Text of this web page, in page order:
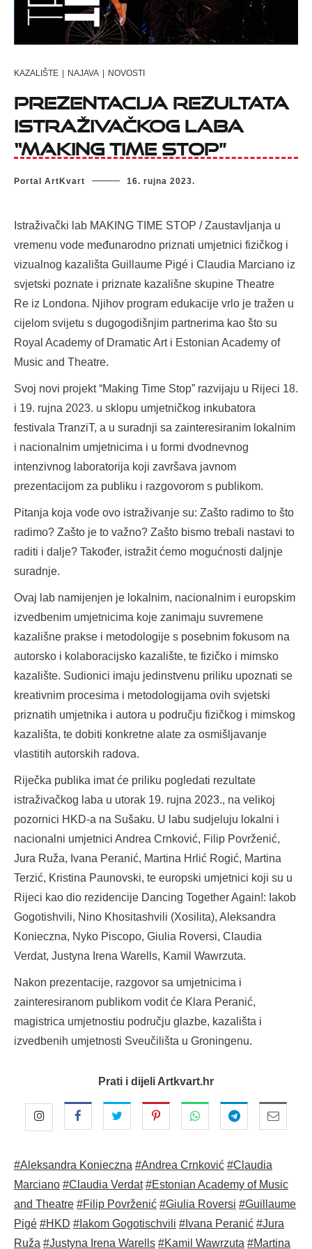
KAZALIŠTE | NAJAVA | NOVOSTI
PREZENTACIJA rezultata
istraživačkog laba
“MAKING TIME STOP”
Portal ArtKvart 16. rujna 2023.
Istraživački lab MAKING TIME STOP / Zaustavljanja u
vremenu vode međunarodno priznati umjetnici fizičkog i
vizualnog kazališta Guillaume Pigé i Claudia Marciano iz
svjetski poznate i priznate kazališne skupine Theatre
Re iz Londona. Njihov program edukacije vrlo je tražen u
cijelom svijetu s dugogodišnjim partnerima kao što su
Royal Academy of Dramatic Art i Estonian Academy of
Music and Theatre.
Svoj novi projekt “Making Time Stop” razvijaju u Rijeci 18.
i 19. rujna 2023. u sklopu umjetničkog inkubatora
festivala TranziT, a u suradnji sa zainteresiranim lokalnim
i nacionalnim umjetnicima i u formi dvodnevnog
intenzivnog laboratorija koji završava javnom
prezentacijom za publiku i razgovorom s publikom.
Pitanja koja vode ovo istraživanje su: Zašto radimo to što
radimo? Zašto je to važno? Zašto bismo trebali nastavi to
raditi i dalje? Također, istražit ćemo mogućnosti daljnje
suradnje.
Ovaj lab namijenjen je lokalnim, nacionalnim i europskim
izvedbenim umjetnicima koje zanimaju suvremene
kazališne prakse i metodologije s posebnim fokusom na
autorsko i kolaboracijsko kazalište, te fizičko i mimsko
kazalište. Sudionici imaju jedinstvenu priliku upoznati se
kreativnim procesima i metodologijama ovih svjetski
priznatih umjetnika i autora u području fizičkog i mimskog
kazališta, te dobiti konkretne alate za osmišljavanje
vlastitih autorskih radova.
Riječka publika imat će priliku pogledati rezultate
istraživačkog laba u utorak 19. rujna 2023., na velikoj
pozornici HKD-a na Sušaku. U labu sudjeluju lokalni i
nacionalni umjetnici Andrea Crnković, Filip Povrženić,
Jura Ruža, Ivana Peranić, Martina Hrlić Rogić, Martina
Terzić, Kristina Paunovski, te europski umjetnici koji su u
Rijeci kao dio rezidencije Dancing Together Again!: Iakob
Gogotishvili, Nino Khositashvili (Xosilita), Aleksandra
Konieczna, Nyko Piscopo, Giulia Roversi, Claudia
Verdat, Justyna Irena Warells, Kamil Wawrzuta.
Nakon prezentacije, razgovor sa umjetnicima i
zainteresiranom publikom vodit će Klara Peranić,
magistrica umjetnostiu području glazbe, kazališta i
izvedbenih umjetnosti Sveučilišta u Groningenu.
Prati i dijeli Artkvart.hr
#Aleksandra Konieczna #Andrea Crnković #Claudia
Marciano #Claudia Verdat #Estonian Academy of Music
and Theatre #Filip Povrženić #Giulia Roversi #Guillaume
Pigé #HKD #Iakom Gogotischvili #Ivana Peranić #Jura
Ruža #Justyna Irena Warells #Kamil Wawrzuta #Martina